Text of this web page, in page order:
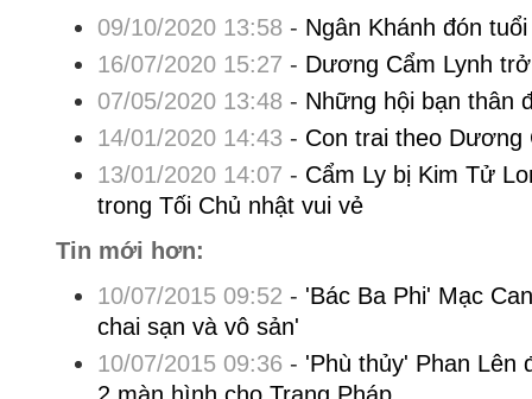
09/10/2020 13:58 - Ngân Khánh đón
16/07/2020 15:27 - Dương Cẩm Lynh
07/05/2020 13:48 - Những hội bạn thân
14/01/2020 14:43 - Con trai theo Dương
13/01/2020 14:07 - Cẩm Ly bị Kim Tử
trong Tối Chủ nhật vui vẻ
Tin mới hơn:
10/07/2015 09:52 - 'Bác Ba Phi' Mạc
chai sạn và vô sản'
10/07/2015 09:36 - 'Phù thủy' Phan Lên